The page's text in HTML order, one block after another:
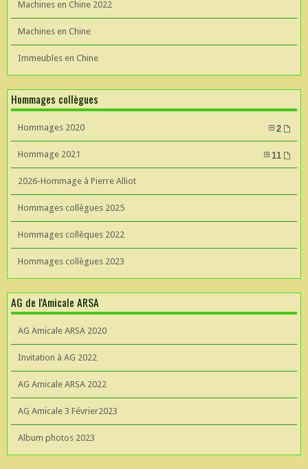
Machines en Chine 2022
Machines en Chine
Immeubles en Chine
Hommages collègues
Hommages 2020 2
Hommage 2021 11
2026-Hommage à Pierre Alliot
Hommages collègues 2025
Hommages collèques 2022
Hommages collègues 2023
AG de l'Amicale ARSA
AG Amicale ARSA 2020
Invitation à AG 2022
AG Amicale ARSA 2022
AG Amicale 3 Février2023
Album photos 2023